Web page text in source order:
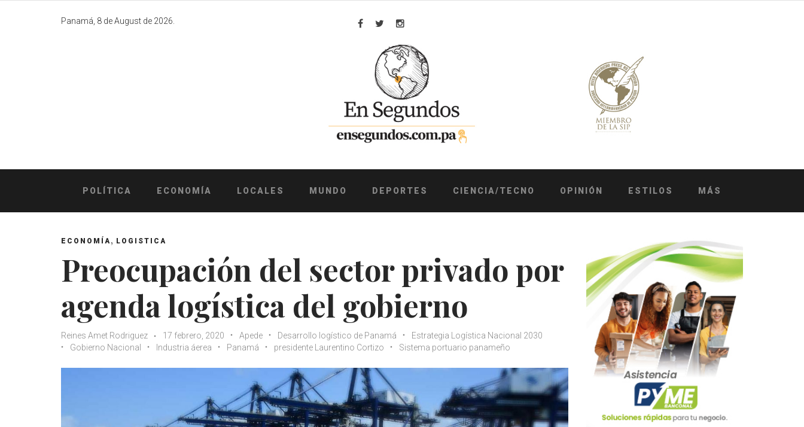
Panamá, 8 de August de 2026.
Facebook
TwitterInstagram
POLÍTICA ECONOMÍA LOCALES MUNDO DEPORTES CIENCIA/TECNO OPINIÓN ESTILOS MÁS
ECONOMÍA , LOGISTICA
Preocupación del sector privado por
agenda logística del gobierno
Reines Amet Rodriguez 17 febrero, 2020 Apede Desarrollo logístico de Panamá
Estrategia Logística Nacional 2030
Gobierno Nacional
Industria áerea Panamá presidente Laurentino Cortizo Sistema portuario panameño